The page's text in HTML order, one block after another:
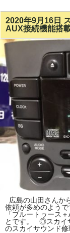
2020年9月16日
AUX接続機能搭
広島の山田さんか
依頼が多めのよう
「ブルートゥース
とです。 ◎スカイ
のスカイサウンド